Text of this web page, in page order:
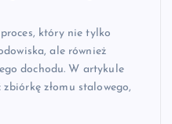
który nie tylko
ale również
dochodu. W artykule
złomu stalowego,